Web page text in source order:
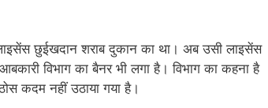
छुईखदान शराब दुकान का था। अब उसी लाइसेंस
विभाग का बैनर भी लगा है। विभाग का कहना है
कदम नहीं उठाया गया है।